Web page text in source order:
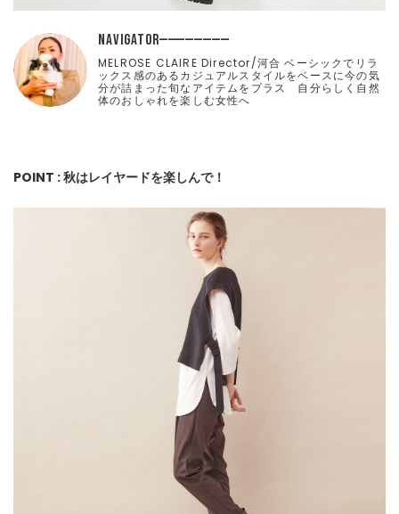
NAVIGATOR
MELROSE CLAIRE Director/河合 ベーシックでリラ
ックス感のあるカジュアルスタイルをベースに今の気
分が詰まった旬なアイテムをプラス 自分らしく自然
体のおしゃれを楽しむ女性へ
POINT : 秋はレイヤードを楽しんで！